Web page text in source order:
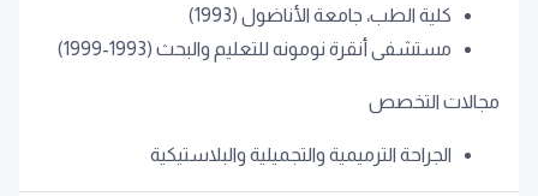
كلية الطب، جامعة الأناضول (1993)
مستشفى أنقرة نومونه للتعليم والبحث (1993-1999)
مجالات التخصص
الجراحة الترميمية والتجميلية والبلاستيكية